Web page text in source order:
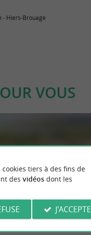
- Hiers-Brouage
VOUS
tiers à des fins de
des vidéosdont les
J'ACCEPTE